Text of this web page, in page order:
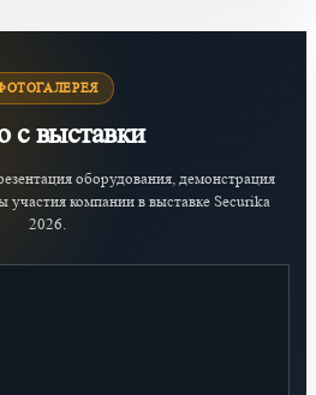
с выставки
оборудования, демонстрация
компании в выставке Securika
2026.